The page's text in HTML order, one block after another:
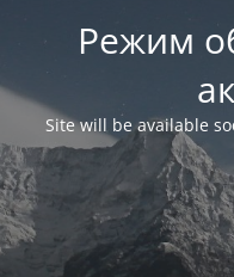
Режим
Site will be available